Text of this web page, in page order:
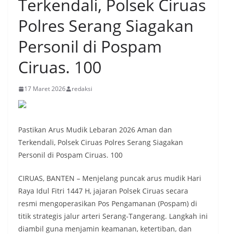
Terkendali, Polsek Ciruas
Polres Serang Siagakan
Personil di Pospam
Ciruas. 100
17 Maret 2026 redaksi
Pastikan Arus Mudik Lebaran 2026 Aman dan
Terkendali, Polsek Ciruas Polres Serang Siagakan
Personil di Pospam Ciruas. 100
CIRUAS, BANTEN – Menjelang puncak arus mudik Hari
Raya Idul Fitri 1447 H, jajaran Polsek Ciruas secara
resmi mengoperasikan Pos Pengamanan (Pospam) di
titik strategis jalur arteri Serang-Tangerang. Langkah ini
diambil guna menjamin keamanan, ketertiban, dan